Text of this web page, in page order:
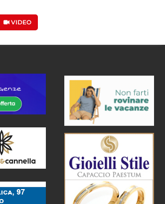
VIDEO